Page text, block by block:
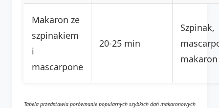
Makaron ze
szpinakiem
i
mascarpone
20-25 min
Szpinak,
makaron
Tabela przedstawia porównanie popularnych szybkich dań makaronowych